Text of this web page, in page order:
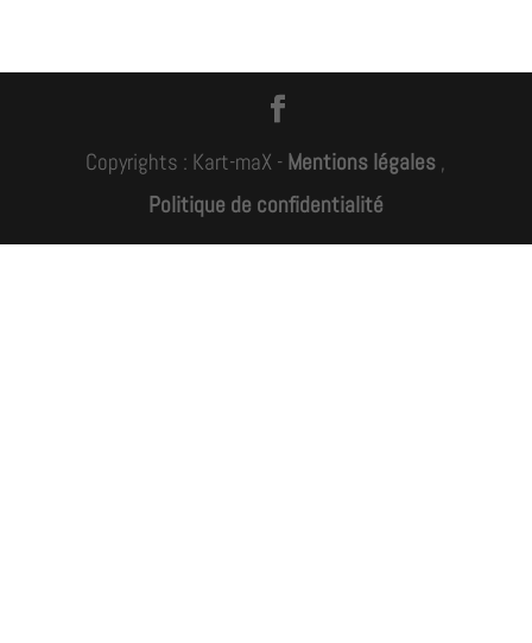
Copyrights : Kart-maX - Mentions légales ,
Politique de confidentialité